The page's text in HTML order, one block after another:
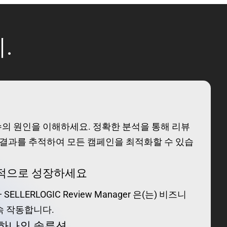
원인을 이해하세요. 정확한 분석을 통해 리뷰
과를 추적하여 모든 캠페인을 최적화할 수 있습
으로 성장하세요
Review Manager 은(는) 비즈니
작동합니다.